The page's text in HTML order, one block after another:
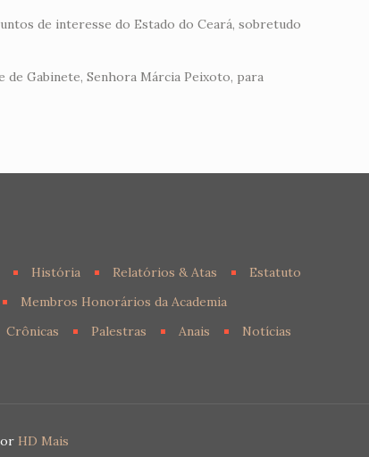
de interesse do Estado do Ceará, sobretudo
Gabinete, Senhora Márcia Peixoto, para
História Relatórios & Atas
Estatuto
Membros Honorários da Academia
Crônicas Palestras Anais
Notícias
HD Mais